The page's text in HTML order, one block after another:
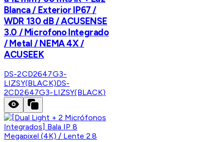
Blanca / Exterior IP67 /
WDR 130 dB / ACUSENSE
3.0 / Microfono Integrado
/ Metal / NEMA 4X /
ACUSEEK
DS-2CD2647G3-
LIZSY(BLACK)DS-
2CD2647G3-LIZSY(BLACK)